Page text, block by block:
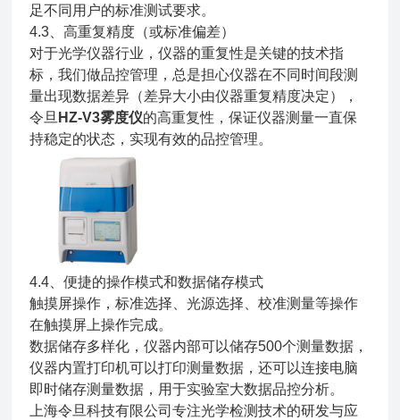
足不同用户的标准测试要求。
4.3、高重复精度（或标准偏差）
对于光学仪器行业，仪器的重复性是关键的技术指
标，我们做品控管理，总是担心仪器在不同时间段测
量出现数据差异（差异大小由仪器重复精度决定），
令旦 HZ-V3雾度仪的高重复性，保证仪器测量一直保
持稳定的状态，实现有效的品控管理。
4.4、便捷的操作模式和数据储存模式
触摸屏操作，标准选择、光源选择、校准测量等操作
在触摸屏上操作完成。
数据储存多样化，仪器内部可以储存500个测量数据，
仪器内置打印机可以打印测量数据，还可以连接电脑
即时储存测量数据，用于实验室大数据品控分析。
上海令旦科技有限公司专注光学检测技术的研发与应